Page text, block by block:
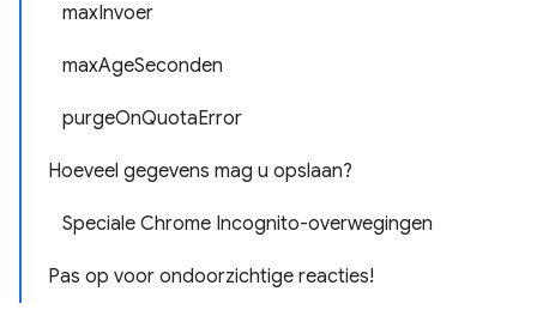
maxInvoer
maxAgeSeconden
purgeOnQuotaError
Hoeveel gegevens mag u opslaan?
Speciale Chrome Incognito-overwegingen
Pas op voor ondoorzichtige reacties!